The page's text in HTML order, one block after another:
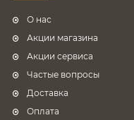
О нас
Акции магазина
Акции сервиса
Частые вопросы
Доставка
Оплата